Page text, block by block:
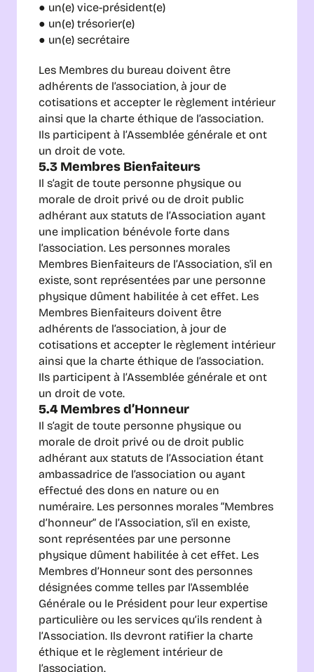
● un(e) vice-président(e)
● un(e) trésorier(e)
● un(e) secrétaire
Les Membres du bureau doivent être
adhérents de l’association, à jour de
cotisations et accepter le règlement intérieur
ainsi que la charte éthique de l’association.
Ils participent à l’Assemblée générale et ont
un droit de vote.
5.3 Membres Bienfaiteurs
Il s’agit de toute personne physique ou
morale de droit privé ou de droit public
adhérant aux statuts de l’Association ayant
une implication bénévole forte dans
l’association. Les personnes morales
Membres Bienfaiteurs de l’Association, s'il en
existe, sont représentées par une personne
physique dûment habilitée à cet effet. Les
Membres Bienfaiteurs doivent être
adhérents de l’association, à jour de
cotisations et accepter le règlement intérieur
ainsi que la charte éthique de l’association.
Ils participent à l’Assemblée générale et ont
un droit de vote.
5.4 Membres d’Honneur
Il s’agit de toute personne physique ou
morale de droit privé ou de droit public
adhérant aux statuts de l’Association étant
ambassadrice de l’association ou ayant
effectué des dons en nature ou en
numéraire. Les personnes morales “Membres
d’honneur” de l’Association, s'il en existe,
sont représentées par une personne
physique dûment habilitée à cet effet. Les
Membres d’Honneur sont des personnes
désignées comme telles par l'Assemblée
Générale ou le Président pour leur expertise
particulière ou les services qu’ils rendent à
l’Association. Ils devront ratifier la charte
éthique et le règlement intérieur de
l’association.